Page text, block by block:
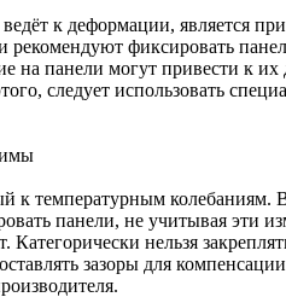
к деформации, является
фиксировать
на панели могут привести к
следует использовать
к температурным колебаниям.
панели, не учитывая эти
Категорически нельзя
зазоры для